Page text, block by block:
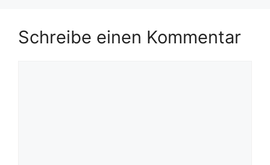
Schreibe einen Kommentar